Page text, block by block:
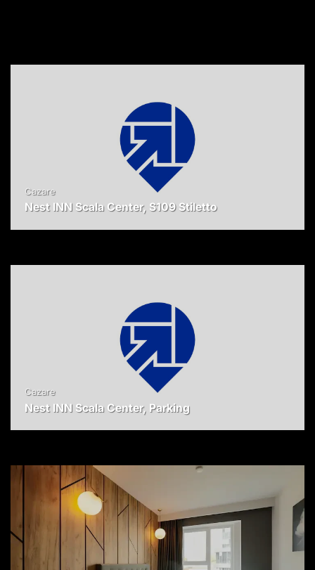
Cazare
Nest INN Scala Center, S109 Stiletto
Cazare
Nest INN Scala Center, Parking